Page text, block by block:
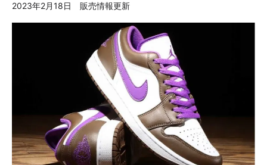
2023年2月18日 販売情報更新